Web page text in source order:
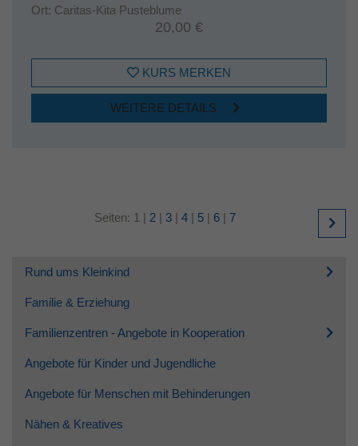
Ort: Caritas-Kita Pusteblume
20,00 €
KURS MERKEN
WEITERE DETAILS
Seiten: 1 | 2 | 3 | 4 | 5 | 6 | 7
Rund ums Kleinkind
Familie & Erziehung
Familienzentren - Angebote in Kooperation
Angebote für Kinder und Jugendliche
Angebote für Menschen mit Behinderungen
Nähen & Kreatives